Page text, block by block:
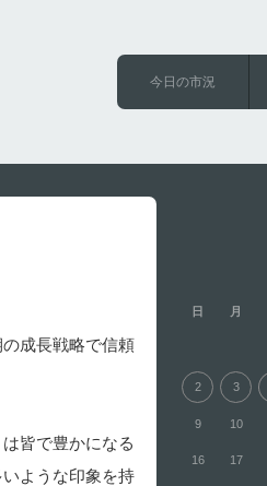
今日の市況
成長戦略で信頼
皆で豊かになる
ような印象を持
日 月
2 3
9 10
16 17